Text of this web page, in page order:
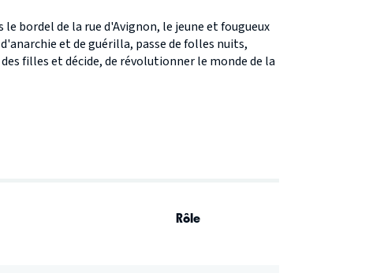
le bordel de la rue d'Avignon, le jeune et fougueux
et de guérilla, passe de folles nuits,
filles et décide, de révolutionner le monde de la
Rôle